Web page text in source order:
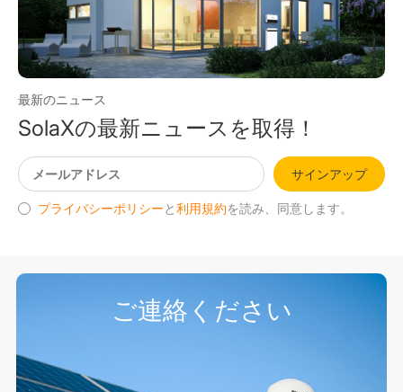
最新のニュース
SolaXの最新ニュースを取得！
サインアップ
プライバシーポリシーと利用規約を読み、同意します。
ご連絡ください